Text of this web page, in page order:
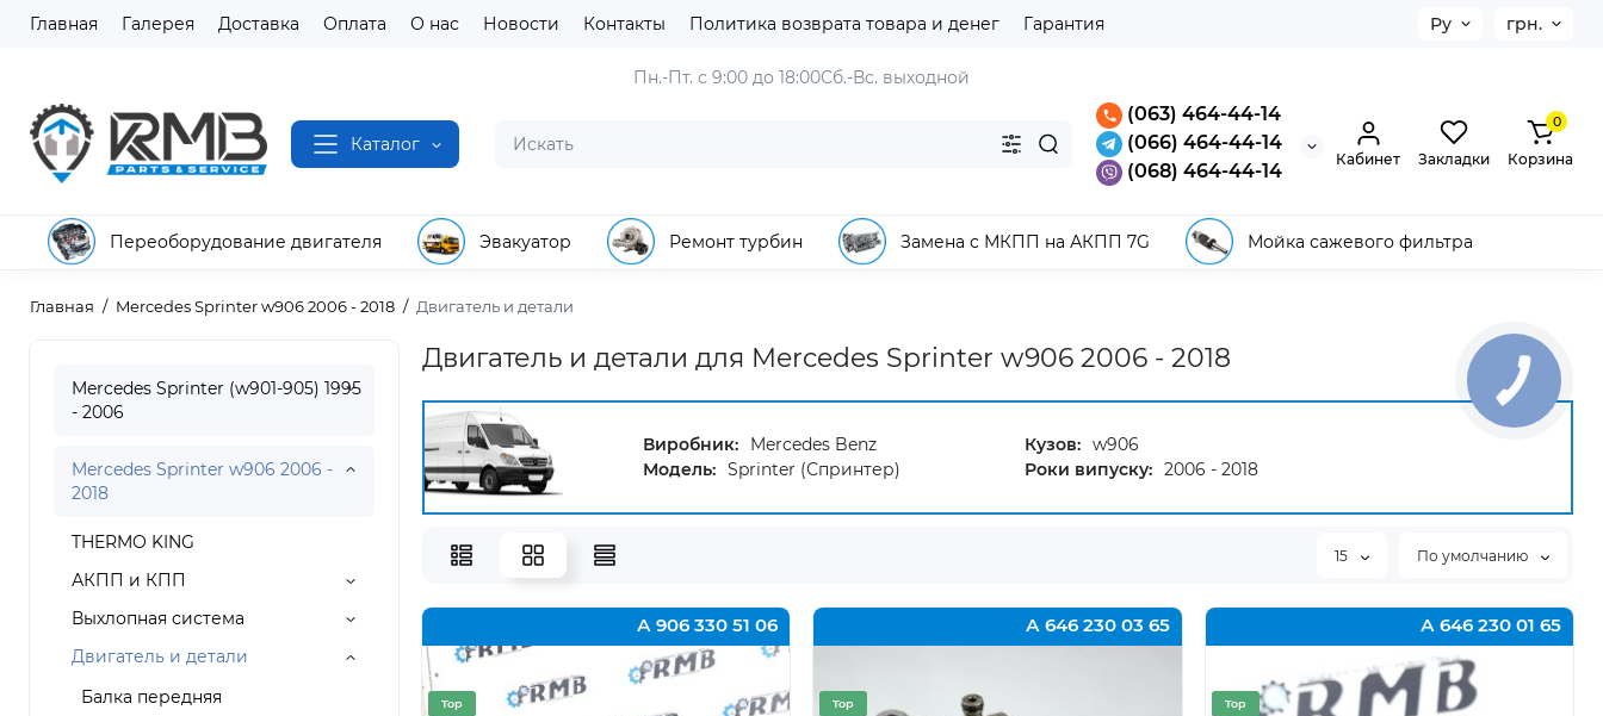
Главная Галерея Доставка Оплата О нас Новости Контакты Политика возврата товара и денег Гарантия Ру грн.
Каталог
Пн.-Пт. с 9:00 до 18:00Сб.-Вс. выходной
(063) 464-44-14
(066) 464-44-14
(068) 464-44-14
Кабинет Закладки
0
Корзина
Переоборудование двигателя Эвакуатор Ремонт турбин Замена с МКПП на АКПП 7G Мойка сажевого фильтра
Главная Mercedes Sprinter w906 2006 - 2018 Двигатель и детали
Mercedes Sprinter (w901-905) 1995
- 2006
Mercedes Sprinter w906 2006 -
2018
THERMO KING
АКПП и КПП
Выхлопная система
Двигатель и детали
Балка передняя
Двигатель и детали для Mercedes Sprinter w906 2006 - 2018
Виробник: Mercedes Benz Кузов: w906
Модель: Sprinter (Спринтер) Роки випуску: 2006 - 2018
15 По умолчанию
А 906 330 51 06
Top
А 646 230 03 65
Top
А 646 230 01 65
Top